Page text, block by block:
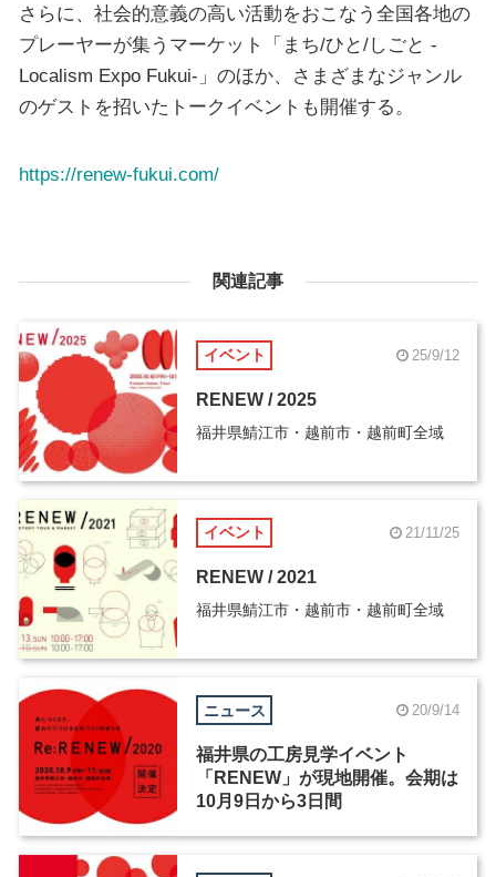
さらに、社会的意義の高い活動をおこなう全国各地の
プレーヤーが集うマーケット「まち/ひと/しごと -
Localism Expo Fukui-」のほか、さまざまなジャンル
のゲストを招いたトークイベントも開催する。
https://renew-fukui.com/
関連記事
イベント 25/9/12
RENEW / 2025
福井県鯖江市・越前市・越前町全域
イベント 21/11/25
RENEW / 2021
福井県鯖江市・越前市・越前町全域
ニュース 20/9/14
福井県の工房見学イベント
「RENEW」が現地開催。会期は
10月9日から3日間